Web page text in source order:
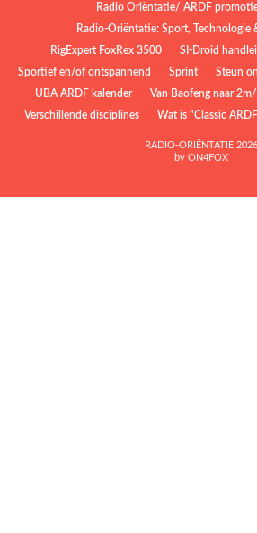
Radio Oriëntatie/ ARDF
Radio‑Oriëntatie: Sport, Technologie
RigExpert FoxRex 3500
SI-Droid
Sportief en/of ontspannend
Sprint Steun
UBA ARDF kalender
Van Baofeng naar
Verschillende disciplines
Wat is "Classic
RADIO-ORIËNTATIE 2026
by ON4FOX